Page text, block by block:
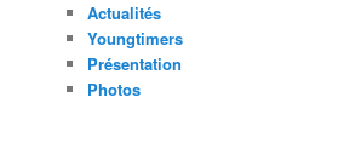
Actualités
Youngtimers
Présentation
Photos